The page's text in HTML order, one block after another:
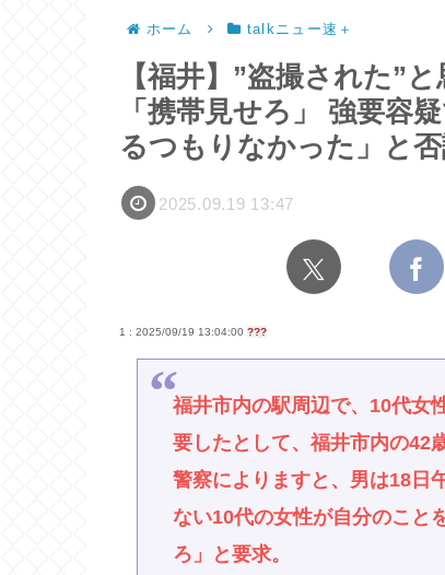
ホーム talkニュー速＋
【福井】”盗撮された”
「携帯見せろ」 強要容
るつもりなかった」と
2025.09.19 13:47
1 : 2025/09/19 13:04:00 ???
福井市内の駅周辺で、10代女
要したとして、福井市内の42
警察によりますと、男は18日
ない10代の女性が自分のこと
ろ」と要求。